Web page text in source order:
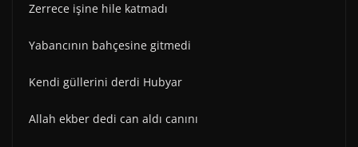
Zerrece işine hile katmadı
Yabancının bahçesine gitmedi
Kendi güllerini derdi Hubyar
Allah ekber dedi can aldı canını